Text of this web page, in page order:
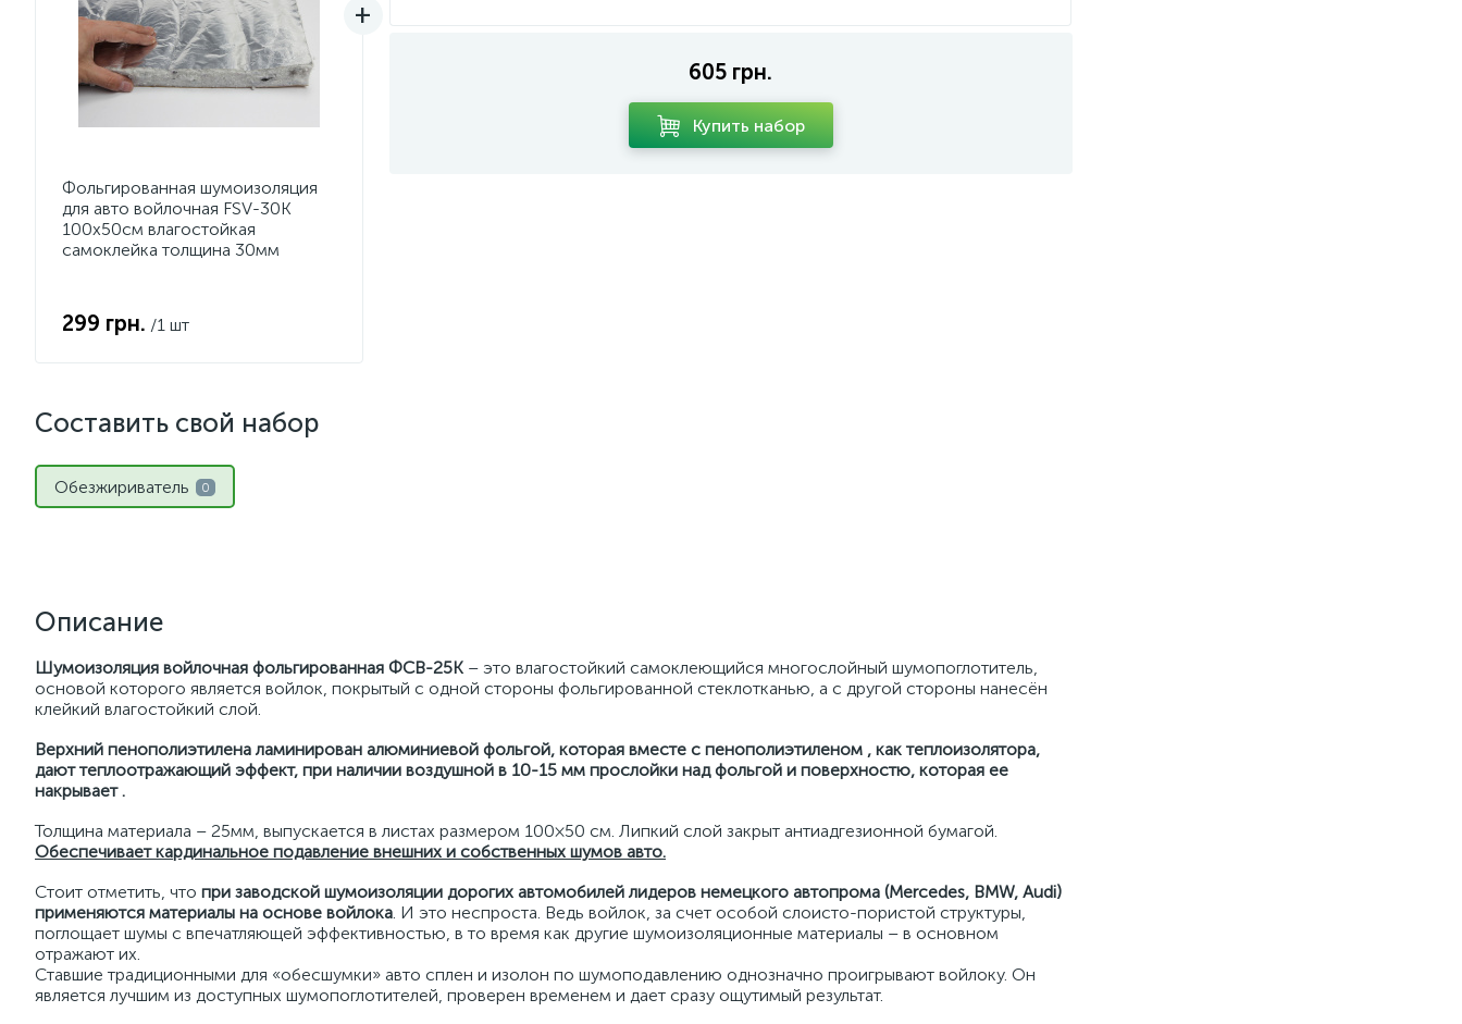
Фольгированная шумоизоляция
для авто войлочная FSV-30К
100х50см влагостойкая
самоклейка толщина 30мм
299 грн. /1 шт
605 грн.
Купить набор
Составить свой набор
Обезжириватель 0
Описание
Шумоизоляция войлочная фольгированная ФСВ-25К – это влагостойкий самоклеющийся многослойный шумопоглотитель,
основой которого является войлок, покрытый с одной стороны фольгированной стеклотканью, а с другой стороны нанесён
клейкий влагостойкий слой.
Верхний пенополиэтилена ламинирован алюминиевой фольгой, которая вместе с пенополиэтиленом , как теплоизолятора,
дают теплоотражающий эффект, при наличии воздушной в 10-15 мм прослойки над фольгой и поверхностю, которая ее
накрывает .
Толщина материала – 25мм, выпускается в листах размером 100×50 см. Липкий слой закрыт антиадгезионной бумагой.
Обеспечивает кардинальное подавление внешних и собственных шумов авто.
Стоит отметить, что при заводской шумоизоляции дорогих автомобилей лидеров немецкого автопрома (Mercedes, BMW, Audi)
применяются материалы на основе войлока. И это неспроста. Ведь войлок, за счет особой слоисто-пористой структуры,
поглощает шумы с впечатляющей эффективностью, в то время как другие шумоизоляционные материалы – в основном
отражают их.
Ставшие традиционными для «обесшумки» авто сплен и изолон по шумоподавлению однозначно проигрывают войлоку. Он
является лучшим из доступных шумопоглотителей, проверен временем и дает сразу ощутимый результат.